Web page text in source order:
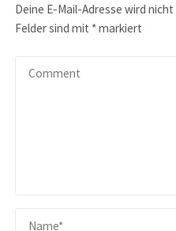
Deine E-Mail-Adresse wird
Felder sind mit *markiert